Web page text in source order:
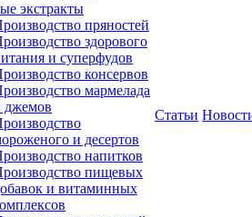
экстракты
пряностей
здорового
и суперфудов
консервов
мармелада
джемов
и десертов
напитков
пищевых
и витаминных
Статьи